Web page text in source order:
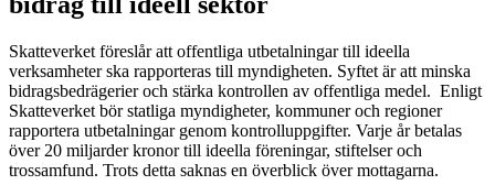
Skatteverket föreslår att offentliga utbetalningar till ideella
verksamheter ska rapporteras till myndigheten. Syftet är att minska
bidragsbedrägerier och stärka kontrollen av offentliga medel. Enligt
Skatteverket bör statliga myndigheter, kommuner och regioner
rapportera utbetalningar genom kontrolluppgifter. Varje år betalas
över 20 miljarder kronor till ideella föreningar, stiftelser och
trossamfund. Trots detta saknas en överblick över mottagarna.